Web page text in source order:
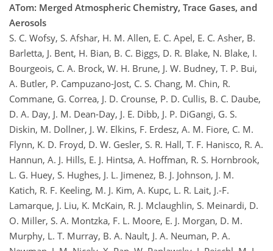
ATom: Merged Atmospheric Chemistry, Trace Gases, and
Aerosols
S. C. Wofsy, S. Afshar, H. M. Allen, E. C. Apel, E. C. Asher, B.
Barletta, J. Bent, H. Bian, B. C. Biggs, D. R. Blake, N. Blake, I.
Bourgeois, C. A. Brock, W. H. Brune, J. W. Budney, T. P. Bui,
A. Butler, P. Campuzano-Jost, C. S. Chang, M. Chin, R.
Commane, G. Correa, J. D. Crounse, P. D. Cullis, B. C. Daube,
D. A. Day, J. M. Dean-Day, J. E. Dibb, J. P. DiGangi, G. S.
Diskin, M. Dollner, J. W. Elkins, F. Erdesz, A. M. Fiore, C. M.
Flynn, K. D. Froyd, D. W. Gesler, S. R. Hall, T. F. Hanisco, R. A.
Hannun, A. J. Hills, E. J. Hintsa, A. Hoffman, R. S. Hornbrook,
L. G. Huey, S. Hughes, J. L. Jimenez, B. J. Johnson, J. M.
Katich, R. F. Keeling, M. J. Kim, A. Kupc, L. R. Lait, J.-F.
Lamarque, J. Liu, K. McKain, R. J. Mclaughlin, S. Meinardi, D.
O. Miller, S. A. Montzka, F. L. Moore, E. J. Morgan, D. M.
Murphy, L. T. Murray, B. A. Nault, J. A. Neuman, P. A.